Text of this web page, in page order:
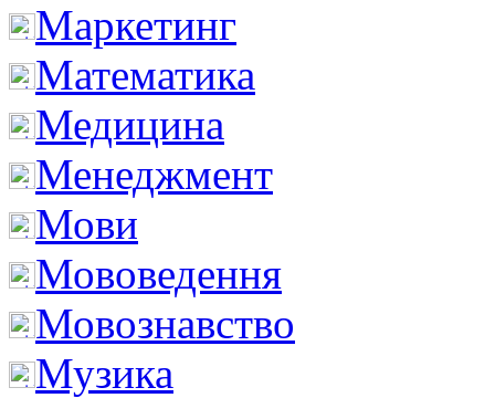
Маркетинг
Математика
Медицина
Менеджмент
Мови
Мововедення
Мовознавство
Музика